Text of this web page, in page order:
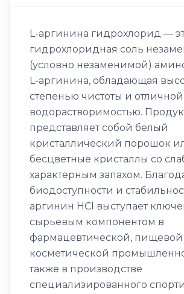
L-аргинина гидрохлорид —
гидрохлоридная соль
(условно незаменимой)
L-аргинина, обладающая
степенью чистоты и отличной
водорастворимостью.
представляет собой белый
кристаллический порошок
бесцветные кристаллы со
характерным запахом.
биодоступности и
аргинин HCl выступает
сырьевым компонентом в
фармацевтической, пищевой
косметической
также в производстве
специализированного